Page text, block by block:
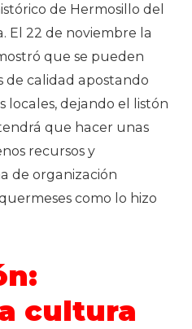
de Hermosillo del
El 22 de noviembre la
que se pueden
de calidad apostando
locales, dejando el listón
que hacer unas
recursos y
de organización
como lo hizo
cultura